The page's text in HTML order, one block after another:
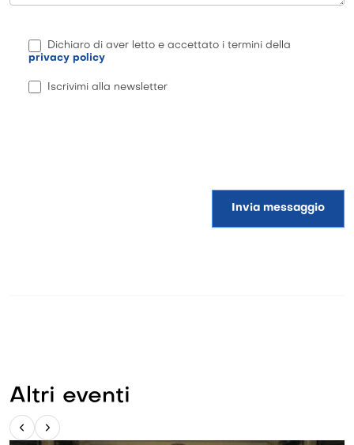
Dichiaro di aver letto e accettato i termini della
privacy policy
Iscrivimi alla newsletter
Invia messaggio
Altri eventi